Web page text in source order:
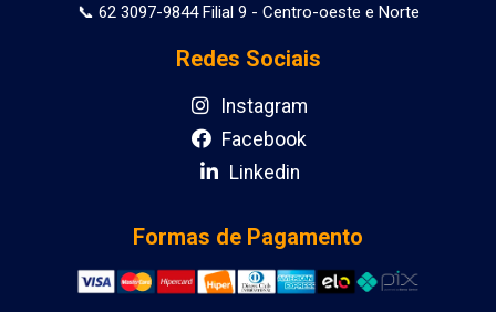
📞 62 3097-9844 Filial 9 - Centro-oeste e Norte
Redes Sociais
Instagram
Facebook
Linkedin
Formas de Pagamento